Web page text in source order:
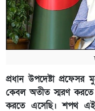
প্রধান উপদেষ্টা
কেবল অতীত স্মরণ
করতে এসেছি। শপথ